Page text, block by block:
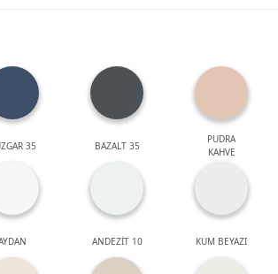
35 BAZALT 35
PUDRA
KAHVE
ANDEZİT 10 KUM BEYAZI